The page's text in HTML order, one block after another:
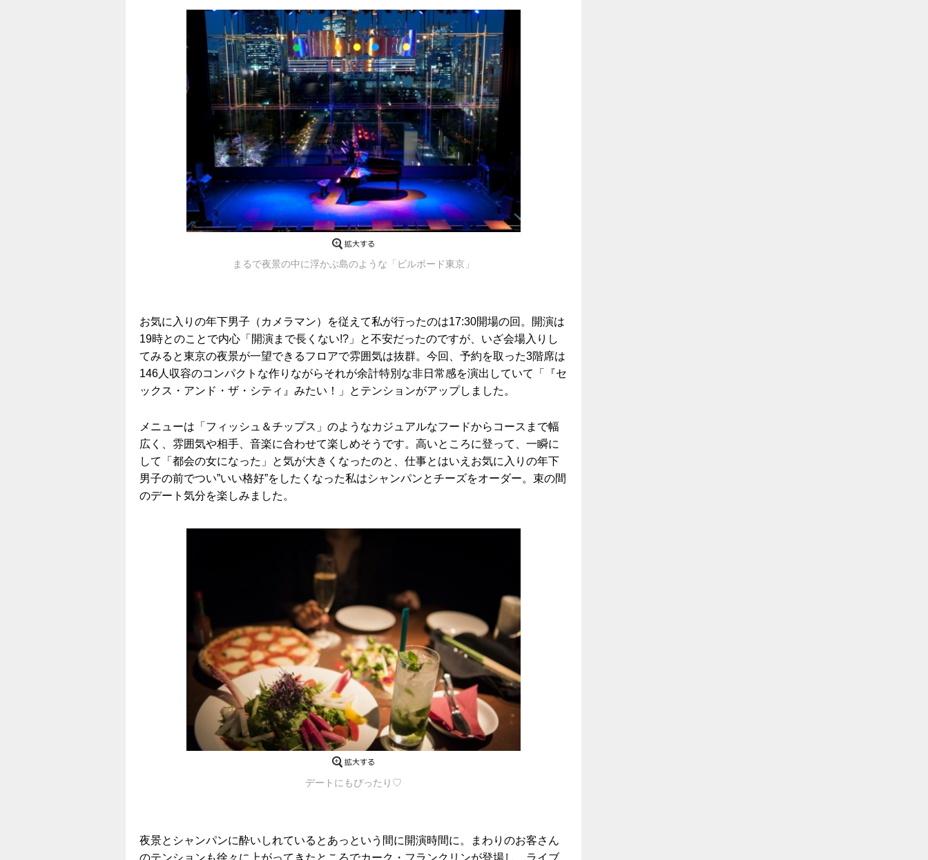
まるで夜景の中に浮かぶ島のような「ビルボード東京」
お気に入りの年下男子（カメラマン）を従えて私が行ったのは17:30開場の回。開演は
19時とのことで内心「開演まで長くない!?」と不安だったのですが、いざ会場入りし
てみると東京の夜景が一望できるフロアで雰囲気は抜群。今回、予約を取った3階席は
146人収容のコンパクトな作りながらそれが余計特別な非日常感を演出していて「『セ
ックス・アンド・ザ・シティ』みたい！」とテンションがアップしました。
メニューは「フィッシュ＆チップス」のようなカジュアルなフードからコースまで幅
広く、雰囲気や相手、音楽に合わせて楽しめそうです。高いところに登って、一瞬に
して「都会の女になった」と気が大きくなったのと、仕事とはいえお気に入りの年下
男子の前でつい”いい格好”をしたくなった私はシャンパンとチーズをオーダー。束の間
のデート気分を楽しみました。
デートにもぴったり♡
夜景とシャンパンに酔いしれているとあっという間に開演時間に。まわりのお客さん
のテンションも徐々に上がってきたところでカーク・フランクリンが登場し、ライブ